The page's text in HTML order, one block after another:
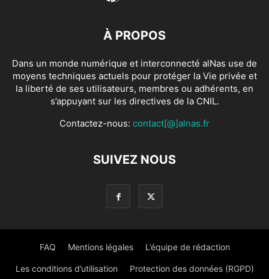
À PROPOS
Dans un monde numérique et interconnecté alNas use de
moyens techniques actuels pour protéger la Vie privée et
la liberté de ses utilisateurs, membres ou adhérents, en
s’appuyant sur les directives de la CNIL.
Contactez-nous: contact[@]alnas.fr
SUIVEZ NOUS
FAQ Mentions légales L’équipe de rédaction
Les conditions d’utilisation Protection des données (RGPD)